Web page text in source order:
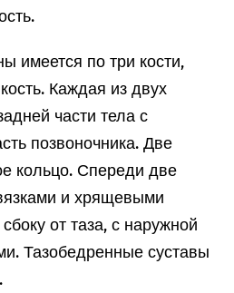
имеется по три кости,
Каждая из двух
части тела с
позвоночника. Две
кольцо. Спереди две
и хрящевыми
от таза, с наружной
Тазобедренные суставы